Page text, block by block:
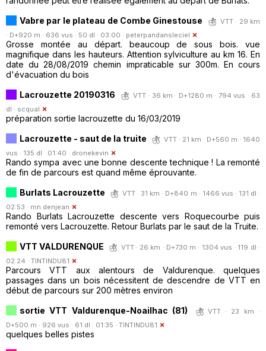
Vabre par le plateau de Combe Ginestouse
VTT · 29 km
· D+920 m · 636 vus · 50 dl · 03:00 · peterpandansleciel
Grosse montée au départ. beaucoup de sous bois. vue
magnifique dans les hauteurs. Attention sylviculture au km 16. En
date du 28/08/2019 chemin impraticable sur 300m. En cours
d'évacuation du bois
Lacrouzette 20190316
VTT · 36 km · D+1280 m · 794 vus · 63
dl · scqual
préparation sortie lacrouzette du 16/03/2019
Lacrouzette - saut de la truite
VTT · 21 km · D+560 m · 1640
vus · 135 dl · 01:40 · dronekevin
Rando sympa avec une bonne descente technique ! La remonté
de fin de parcours est quand même éprouvante.
Burlats Lacrouzette
VTT · 31 km · D+840 m · 1466 vus · 131 dl ·
02:53 · mn.denjean
Rando Burlats Lacrouzette descente vers Roquecourbe puis
remonté vers Lacrouzette. Retour Burlats par le saut de la Truite.
VTT VALDURENQUE
VTT · 26 km · D+730 m · 1304 vus · 119 dl ·
02:24 · TINTINDU81
Parcours VTT aux alentours de Valdurenque. quelques
passages dans un bois nécessitent de descendre de VTT en
début de parcours sur 200 mètres environ
sortie VTT Valdurenque-Noailhac (81)
VTT · 23 km ·
D+500 m · 926 vus · 61 dl · 01:35 · TINTINDU81
quelques belles pistes